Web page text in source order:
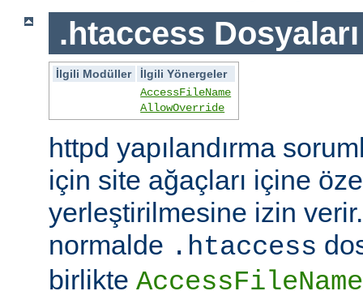
.htaccess Dosyaları
İlgili Modüller
İlgili Yönergeler
AccessFileName
AllowOverride
httpd yapılandırma
için site ağaçları içine
yerleştirilmesine izin
normalde .htaccess
birlikte AccessFileName